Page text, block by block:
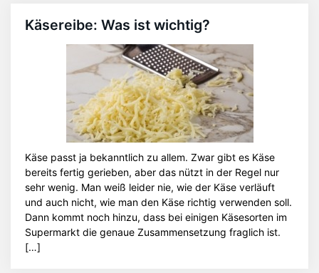
Käsereibe: Was ist wichtig?
Käse passt ja bekanntlich zu allem. Zwar gibt es Käse
bereits fertig gerieben, aber das nützt in der Regel nur
sehr wenig. Man weiß leider nie, wie der Käse verläuft
und auch nicht, wie man den Käse richtig verwenden soll.
Dann kommt noch hinzu, dass bei einigen Käsesorten im
Supermarkt die genaue Zusammensetzung fraglich ist.
[…]